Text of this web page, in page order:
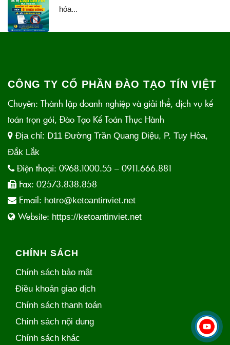
hóa...
CÔNG TY CỔ PHẦN ĐÀO TẠO TÍN VIỆT
Chuyên: Thành lập doanh nghiệp và giải thể, dịch vụ kế
toán trọn gói, Đào Tạo Kế Toán Thực Hành
Địa chỉ: D11 Đường Trần Quang Diệu, P. Tuy Hòa,
Đắk Lắk
Điện thoại: 0968.1000.55 – 0911.666.881
Fax: 02573.838.858
Email: hotro@ketoantinviet.net
Website: https://ketoantinviet.net
CHÍNH SÁCH
Chính sách bảo mật
Điều khoản giao dịch
Chính sách thanh toán
Chính sách nội dung
Chính sách khác